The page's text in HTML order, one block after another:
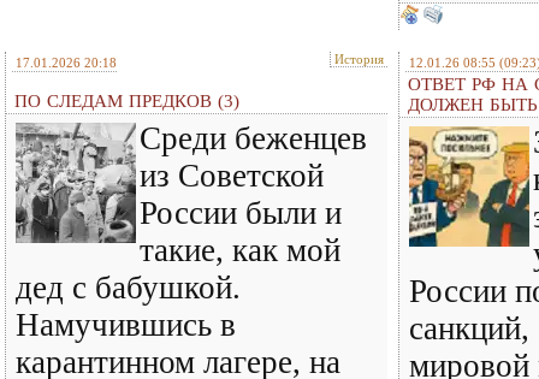
17.01.2026 20:18 История
ПО СЛЕДАМ ПРЕДКОВ (3)
Среди беженцев
из Советской
России были и
такие, как мой
дед с бабушкой.
Намучившись в
карантинном лагере, на
12.01.26 08:55
ОТВЕТ РФ НА
ДОЛЖЕН
России
санкций,
мировой